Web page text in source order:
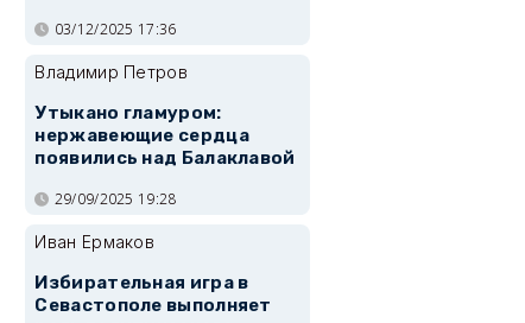
03/12/2025 17:36
Владимир Петров
Утыкано гламуром:
нержавеющие сердца
появились над Балаклавой
29/09/2025 19:28
Иван Ермаков
Избирательная игра в
Севастополе выполняет